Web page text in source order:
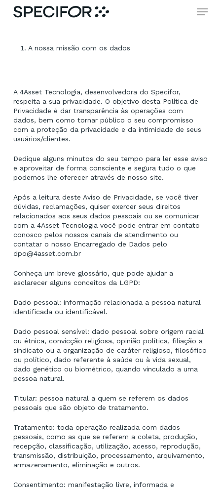
Menu
A nossa missão com os dados
A 4Asset Tecnologia, desenvolvedora do Specifor,
respeita a sua privacidade. O objetivo desta Política de
Privacidade é dar transparência às operações com
dados, bem como tornar público o seu compromisso
com a proteção da privacidade e da intimidade de seus
usuários/clientes.
Dedique alguns minutos do seu tempo para ler esse aviso
e aproveitar de forma consciente e segura tudo o que
podemos lhe oferecer através de nosso site.
Após a leitura deste Aviso de Privacidade, se você tiver
dúvidas, reclamações, quiser exercer seus direitos
relacionados aos seus dados pessoais ou se comunicar
com a 4Asset Tecnologia você pode entrar em contato
conosco pelos nossos canais de atendimento ou
contatar o nosso Encarregado de Dados pelo
dpo@4asset.com.br
Conheça um breve glossário, que pode ajudar a
esclarecer alguns conceitos da LGPD:
Dado pessoal: informação relacionada a pessoa natural
identificada ou identificável.
Dado pessoal sensível: dado pessoal sobre origem racial
ou étnica, convicção religiosa, opinião política, filiação a
sindicato ou a organização de caráter religioso, filosófico
ou político, dado referente à saúde ou à vida sexual,
dado genético ou biométrico, quando vinculado a uma
pessoa natural.
Titular: pessoa natural a quem se referem os dados
pessoais que são objeto de tratamento.
Tratamento: toda operação realizada com dados
pessoais, como as que se referem a coleta, produção,
recepção, classificação, utilização, acesso, reprodução,
transmissão, distribuição, processamento, arquivamento,
armazenamento, eliminação e outros.
Consentimento: manifestação livre, informada e